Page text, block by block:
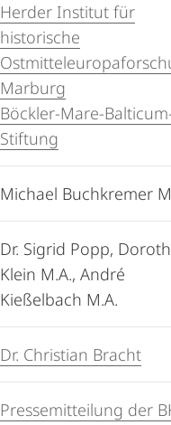
Herder Institut für
historische
Marburg
Böckler-Mare-
Stiftung
Michael Buchkremer
Dr. Sigrid Popp,
Klein M.A., André
Kießelbach M.A.
Dr. Christian Bracht
Pressemitteilung der